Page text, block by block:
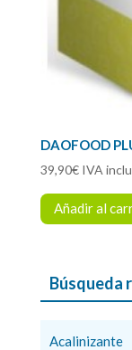
DAOFOOD
39,90€ IVA
Añadir al
Búsqueda
Acalinizante